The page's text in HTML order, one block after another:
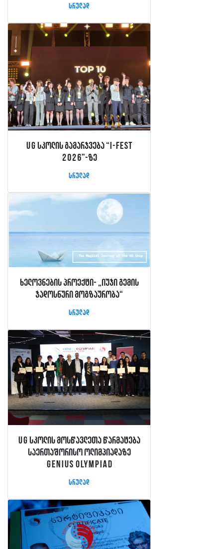
სრულად
UG სკოლის გამარჯვება “I-FEST
2026”-ზე
სრულად
ხელოვნების პროექტი- „იუჯი გემის
ჯადოსნური მოგზაურობა“
სრულად
UG სკოლის მოსწავლეთა წარმატება
საერთაშორისო ოლიმპიადაზე
GENIUS Olympiad
სრულად